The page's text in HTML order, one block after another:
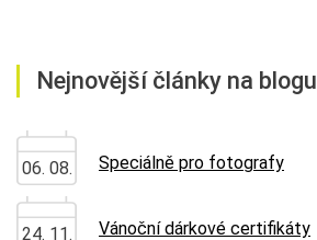
Nejnovější články na blogu
06. 08. Speciálně pro fotografy
24. 11. Vánoční dárkové certifikáty